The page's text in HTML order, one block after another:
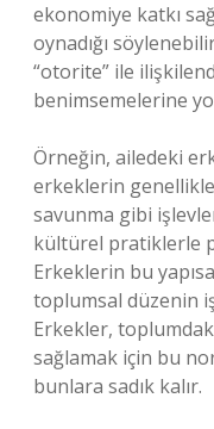
ekonomiye katkı
oynadığı
“otorite” ile
benimsemelerine
Örneğin, ailedeki
erkeklerin
savunma gibi
kültürel pratiklerle
Erkeklerin bu
toplumsal düzenin
Erkekler,
sağlamak için bu
bunlara sadık kalır.